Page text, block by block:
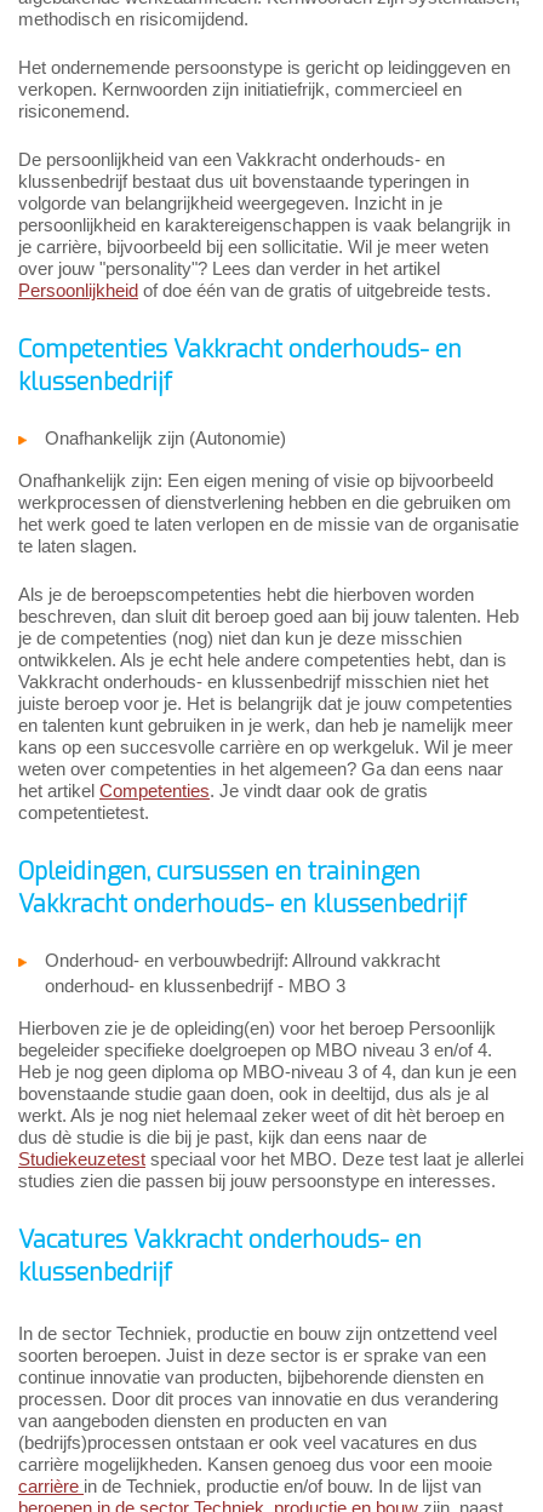
methodisch en risicomijdend.
Het ondernemende persoonstype is gericht op leidinggeven en
verkopen. Kernwoorden zijn initiatiefrijk, commercieel en
risiconemend.
De persoonlijkheid van een Vakkracht onderhouds- en
klussenbedrijf bestaat dus uit bovenstaande typeringen in
volgorde van belangrijkheid weergegeven. Inzicht in je
persoonlijkheid en karaktereigenschappen is vaak belangrijk in
je carrière, bijvoorbeeld bij een sollicitatie. Wil je meer weten
over jouw "personality"? Lees dan verder in het artikel
Persoonlijkheid of doe één van de gratis of uitgebreide tests.
Competenties Vakkracht onderhouds- en
klussenbedrijf
Onafhankelijk zijn (Autonomie)
Onafhankelijk zijn: Een eigen mening of visie op bijvoorbeeld
werkprocessen of dienstverlening hebben en die gebruiken om
het werk goed te laten verlopen en de missie van de organisatie
te laten slagen.
Als je de beroepscompetenties hebt die hierboven worden
beschreven, dan sluit dit beroep goed aan bij jouw talenten. Heb
je de competenties (nog) niet dan kun je deze misschien
ontwikkelen. Als je echt hele andere competenties hebt, dan is
Vakkracht onderhouds- en klussenbedrijf misschien niet het
juiste beroep voor je. Het is belangrijk dat je jouw competenties
en talenten kunt gebruiken in je werk, dan heb je namelijk meer
kans op een succesvolle carrière en op werkgeluk. Wil je meer
weten over competenties in het algemeen? Ga dan eens naar
het artikel Competenties. Je vindt daar ook de gratis
competentietest.
Opleidingen, cursussen en trainingen
Vakkracht onderhouds- en klussenbedrijf
Onderhoud- en verbouwbedrijf: Allround vakkracht
onderhoud- en klussenbedrijf - MBO 3
Hierboven zie je de opleiding(en) voor het beroep Persoonlijk
begeleider specifieke doelgroepen op MBO niveau 3 en/of 4.
Heb je nog geen diploma op MBO-niveau 3 of 4, dan kun je een
bovenstaande studie gaan doen, ook in deeltijd, dus als je al
werkt. Als je nog niet helemaal zeker weet of dit hèt beroep en
dus dè studie is die bij je past, kijk dan eens naar de
Studiekeuzetest speciaal voor het MBO. Deze test laat je allerlei
studies zien die passen bij jouw persoonstype en interesses.
Vacatures Vakkracht onderhouds- en
klussenbedrijf
In de sector Techniek, productie en bouw zijn ontzettend veel
soorten beroepen. Juist in deze sector is er sprake van een
continue innovatie van producten, bijbehorende diensten en
processen. Door dit proces van innovatie en dus verandering
van aangeboden diensten en producten en van
(bedrijfs)processen ontstaan er ook veel vacatures en dus
carrière mogelijkheden. Kansen genoeg dus voor een mooie
carrière in de Techniek, productie en/of bouw. In de lijst van